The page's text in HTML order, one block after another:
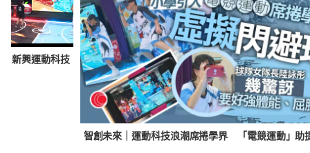
新興運動科技